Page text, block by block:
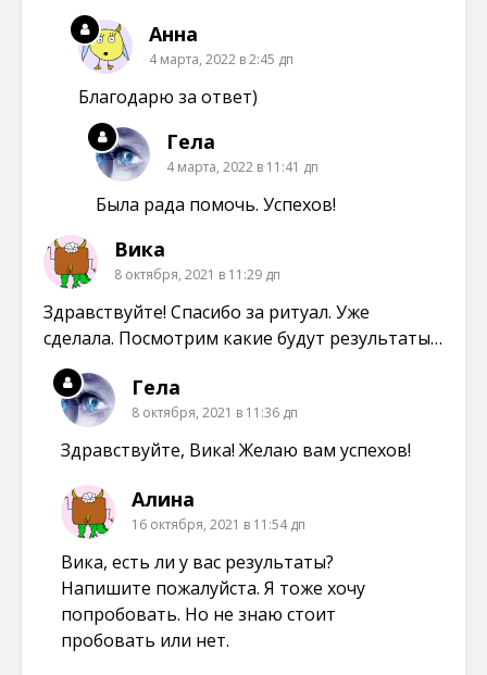
Анна
4 марта, 2022 в 2:45 дп
Благодарю за ответ)
Гела
4 марта, 2022 в 11:41 дп
Была рада помочь. Успехов!
Вика
8 октября, 2021 в 11:29 дп
Здравствуйте! Спасибо за ритуал. Уже
сделала. Посмотрим какие будут результаты…
Гела
8 октября, 2021 в 11:36 дп
Здравствуйте, Вика! Желаю вам успехов!
Алина
16 октября, 2021 в 11:54 дп
Вика, есть ли у вас результаты?
Напишите пожалуйста. Я тоже хочу
попробовать. Но не знаю стоит
пробовать или нет.